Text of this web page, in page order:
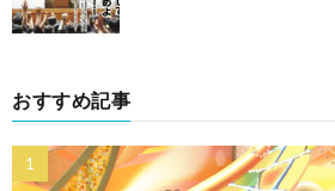
おすすめ記事